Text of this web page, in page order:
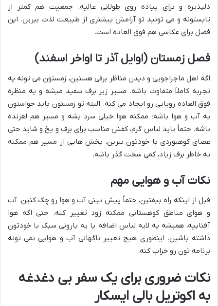
دلپذیره و برای پیاده روی طولانی عالیه. جمعیت هم کمتر از
تابستونه و می تونید تو آرامش بیشتری از طبیعت لذت ببرین. این
فصل برای عکاسی هم فوق العاده است.
فصل زمستان (اوایل آذر تا اواخر اسفند)
اگه اهل ماجراجویی و دیدن مناظر برفی هستین، زمستون می تونه یه
تجربه کاملاً متفاوت باشه. مسیر زیر برف سفید میشه و یه منظره
فوق العاده رویایی رو ایجاد می کنه. البته تو زمستون باید حواستون
به آب و هوا باشه؛ ممکنه هوا خیلی سرد بشه و مسیر هم لغزنده
باشه. حتماً باید لباس گرم، کفش مناسب برای برف و یخ و شاید حتی
عصای کوهنوردی با خودتون ببرین. بخش هایی از مسیر هم ممکنه
به خاطر برف زیاد، کمی سخت گذر باشه.
نکات آب و هوایی مهم
قبل از اینکه راه بیفتین، حتماً پیش بینی آب و هوا رو چک کنین. آب
و هوای مناطق کوهستانی ممکنه زود تغییر کنه. حتی اگه هوا
آفتابیه، همیشه یه لایه لباس اضافه یا یه بارونی سبک با خودتون
داشته باشین. اینطوری هیچ تغییر ناگهانی آب و هوایی نمی تونه
برنامه تون رو خراب کنه.
نکات ضروری برای یک سفر بی دغدغه
به اکوتریل بالی ایسکار